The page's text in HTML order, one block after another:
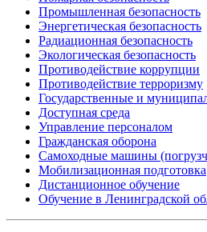
Промышленная безопасность
Энергетическая безопасность
Радиационная безопасность
Экологическая безопасность
Противодействие коррупции
Противодействие терроризму
Государственные и
Доступная среда
Управление персоналом
Гражданская оборона
Самоходные машины
Мобилизационная подготовка
Дистанционное обучение
Обучение в Ленинградской